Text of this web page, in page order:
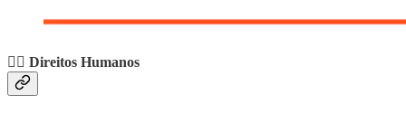
✊🏾 Direitos Humanos